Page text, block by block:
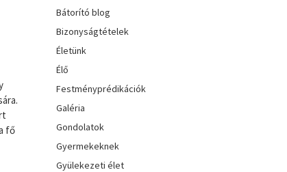
fő
Bátorító blog
Bizonyságtételek
Életünk
Élő
Festményprédikációk
Galéria
Gondolatok
Gyermekeknek
Gyülekezeti élet